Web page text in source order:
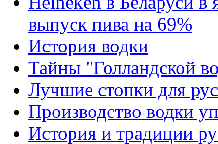
выпуск пива на 69%
История водки
Тайны "Голландской
Лучшие стопки для
Производство водки
История и традиции